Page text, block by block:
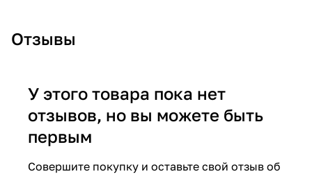
Отзывы
У этого товара пока нет
отзывов, но вы можете быть
первым
Совершите покупку и оставьте свой отзыв об